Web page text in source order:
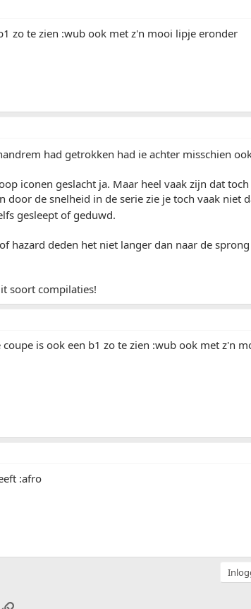
zo te zien :wub ook met z'n mooi lipje eronder
had getrokken had ie achter misschien
iconen geslacht ja. Maar heel vaak zijn dat
door de snelheid in de serie zie je toch vaak niet
gesleept of geduwd.
hazard deden het niet langer dan naar de
soort compilaties!
coupe is ook een b1 zo te zien :wub ook met z'n
:afro